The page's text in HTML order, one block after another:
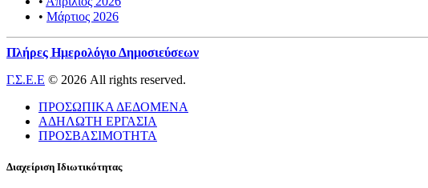
• Μάρτιος 2026
Πλήρες Ημερολόγιο Δημοσιεύσεων
Γ.Σ.Ε.Ε © 2026 All rights reserved.
ΠΡΟΣΩΠΙΚΑ ΔΕΔΟΜΕΝΑ
ΑΔΗΛΩΤΗ ΕΡΓΑΣΙΑ
ΠΡΟΣΒΑΣΙΜΟΤΗΤΑ
Διαχείριση Ιδιωτικότητας